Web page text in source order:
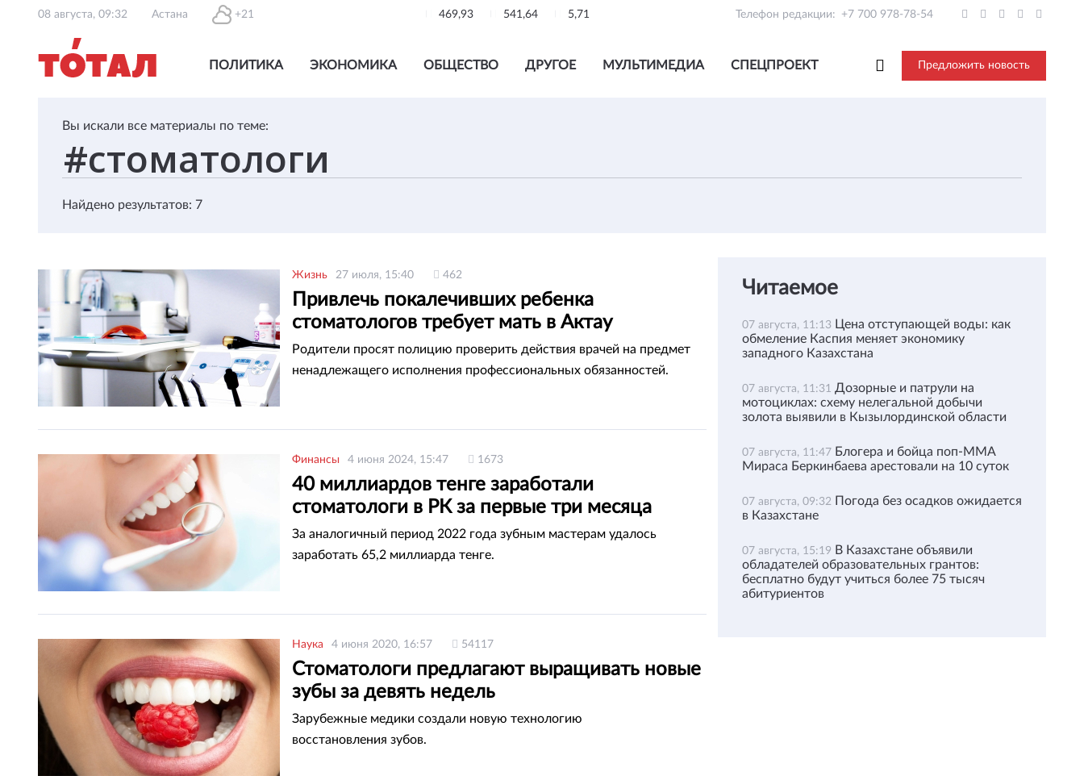
08 августа, 09:32 Астана +21 469,93 541,64 5,71 Телефон редакции: +7 700 978-78-54
ПОЛИТИКА ЭКОНОМИКА ОБЩЕСТВО ДРУГОЕ МУЛЬТИМЕДИА СПЕЦПРОЕКТ Предложить новость
Вы искали все материалы по теме:
Найдено результатов: 7
Жизнь 27 июля, 15:40 462
Привлечь покалечивших ребенка
стоматологов требует мать в Актау
Родители просят полицию проверить действия врачей на предмет
ненадлежащего исполнения профессиональных обязанностей.
Финансы 4 июня 2024, 15:47 1673
40 миллиардов тенге заработали
стоматологи в РК за первые три месяца
За аналогичный период 2022 года зубным мастерам удалось
заработать 65,2 миллиарда тенге.
Наука 4 июня 2020, 16:57 54117
Стоматологи предлагают выращивать новые
зубы за девять недель
Зарубежные медики создали новую технологию
восстановления зубов.
Читаемое
07 августа, 11:13 Цена отступающей воды: как
обмеление Каспия меняет экономику
западного Казахстана
07 августа, 11:31 Дозорные и патрули на
мотоциклах: схему нелегальной добычи
золота выявили в Кызылординской области
07 августа, 11:47 Блогера и бойца поп-ММА
Мираса Беркинбаева арестовали на 10 суток
07 августа, 09:32 Погода без осадков ожидается
в Казахстане
07 августа, 15:19 В Казахстане объявили
обладателей образовательных грантов:
бесплатно будут учиться более 75 тысяч
абитуриентов